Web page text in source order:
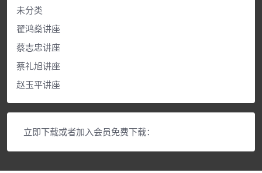
未分类
翟鸿燊讲座
蔡志忠讲座
蔡礼旭讲座
赵玉平讲座
立即下载或者加入会员免费下载：